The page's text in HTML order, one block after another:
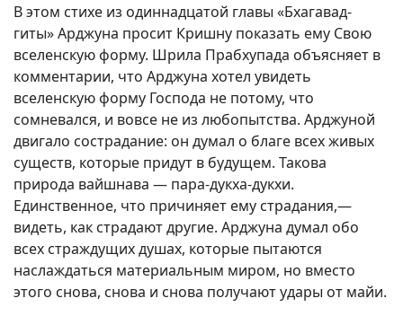
В этом стихе из одиннадцатой главы «Бхагавад-
гиты» Арджуна просит Кришну показать ему Свою
вселенскую форму. Шрила Прабхупада объясняет в
комментарии, что Арджуна хотел увидеть
вселенскую форму Господа не потому, что
сомневался, и вовсе не из любопытства. Арджуной
двигало сострадание: он думал о благе всех живых
существ, которые придут в будущем. Такова
природа вайшнава — пара-дукха-дукхи.
Единственное, что причиняет ему страдания,—
видеть, как страдают другие. Арджуна думал обо
всех страждущих душах, которые пытаются
наслаждаться материальным миром, но вместо
этого снова, снова и снова получают удары от майи.